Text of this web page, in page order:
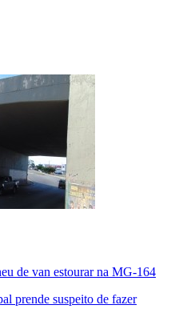
de van estourar na MG-164
prende suspeito de fazer